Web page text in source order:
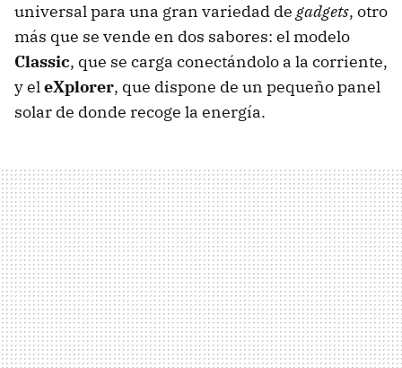
universal para una gran variedad de gadgets, otro
más que se vende en dos sabores: el modelo
Classic, que se carga conectándolo a la corriente,
y eleXplorer, que dispone de un pequeño panel
solar de donde recoge la energía.